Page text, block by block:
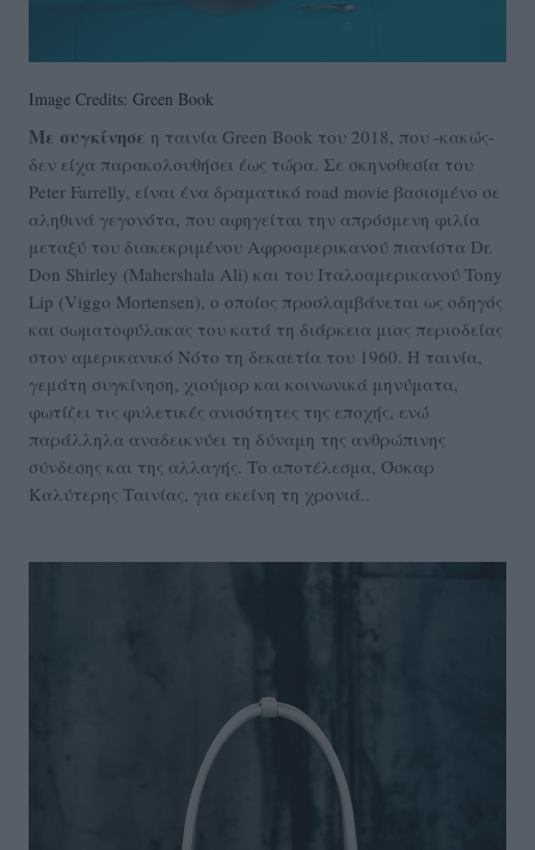
Image Credits: Green Book
Με συγκίνησε η ταινία Green Book του 2018, που -κακώς-
δεν είχα παρακολουθήσει έως τώρα. Σε σκηνοθεσία του
Peter Farrelly, είναι ένα δραματικό road movie βασισμένο σε
αληθινά γεγονότα, που αφηγείται την απρόσμενη φιλία
μεταξύ του διακεκριμένου Αφροαμερικανού πιανίστα Dr.
Don Shirley (Mahershala Ali) και του Ιταλοαμερικανού Tony
Lip (Viggo Mortensen), ο οποίος προσλαμβάνεται ως οδηγός
και σωματοφύλακας του κατά τη διάρκεια μιας περιοδείας
στον αμερικανικό Νότο τη δεκαετία του 1960. Η ταινία,
γεμάτη συγκίνηση, χιούμορ και κοινωνικά μηνύματα,
φωτίζει τις φυλετικές ανισότητες της εποχής, ενώ
παράλληλα αναδεικνύει τη δύναμη της ανθρώπινης
σύνδεσης και της αλλαγής. Το αποτέλεσμα, Όσκαρ
Καλύτερης Ταινίας, για εκείνη τη χρονιά..